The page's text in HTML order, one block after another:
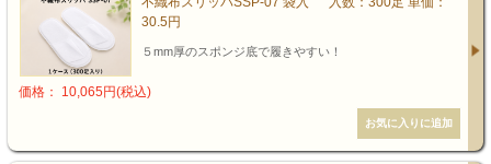
30.5円
５mm厚のスポンジ底で履きやすい！
価格： 10,065円(税込)